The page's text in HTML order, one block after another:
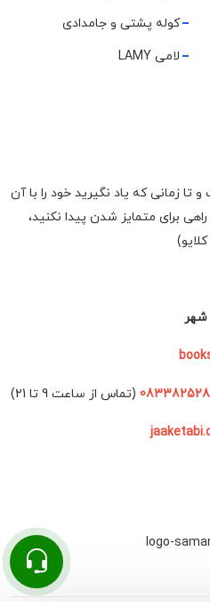
کوله پشتی و جامدادی
لامی LAMY
زمانی که یاد نگیرید خود را با آن
برای متمایز شدن پیدا نکنید،
شهر
(تماس از ساعت 9 تا 21)